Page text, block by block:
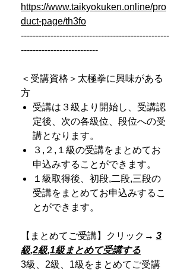
https://www.taikyokuken.online/pro
duct-page/th3fo
--------------------------------------------------
--------------------------
＜受講資格＞太極拳に興味がある
方
受講は３級より開始し、受講認
定後、次の各級位、段位への受
講となります。
３,２,１級の受講をまとめてお
申込みすることができます。
１級取得後、初段,二段,三段の
受講をまとめてお申込みするこ
とができます。
【まとめてご受講】クリック→ 3
級,2級,1級まとめて受講する
3級、2級、1級をまとめてご受講